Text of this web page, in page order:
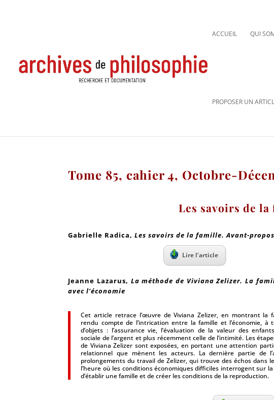
ACCUEIL QUI
PROPOSER UN
Tome 85, cahier 4, Octobre-
Les savoirs de
Gabrielle Radica,Les savoirs de la famille. Avant-propos
Lire l’article
Jeanne Lazarus, La méthode de Viviana Zelizer. La
avec l’économie
Cet article retrace l’œuvre de Viviana Zelizer, en montrant la
rendu compte de l’intrication entre la famille et l’économie, à
d’objets : l’assurance vie, l’évaluation de la valeur des
sociale de l’argent et plus récemment celle de l’intimité. Les
de Viviana Zelizer sont exposées, en portant une attention
relationnel que mènent les acteurs. La dernière partie de
prolongements du travail de Zelizer, qui trouve des échos dans
l’heure où les conditions économiques difficiles interrogent sur
d’établir une famille et de créer les conditions de la reproduction.